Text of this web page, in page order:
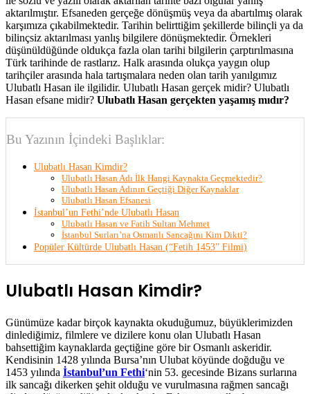
aktarılmıştır. Efsaneden gerçeğe dönüşmüş veya da abartılmış olarak
karşımıza çıkabilmektedir. Tarihin belirttiğim şekillerde bilinçli ya da
bilinçsiz aktarılması yanlış bilgilere dönüşmektedir. Örnekleri
düşünüldüğünde oldukça fazla olan tarihi bilgilerin çarptırılmasına
Türk tarihinde de rastlarız. Halk arasında olukça yaygın olup
tarihçiler arasında hala tartışmalara neden olan tarih yanılgımız
Ulubatlı Hasan ile ilgilidir. Ulubatlı Hasan gerçek midir? Ulubatlı
Hasan efsane midir? Ulubatlı Hasan gerçekten yaşamış mıdır?
Bu Yazının İçindeki Başlıklar:
Ulubatlı Hasan Kimdir?
Ulubatlı Hasan Adı İlk Hangi Kaynakta Geçmektedir?
Ulubatlı Hasan Adının Geçtiği Diğer Kaynaklar
Ulubatlı Hasan Efsanesi
İstanbul’un Fethi’nde Ulubatlı Hasan
Ulubatlı Hasan ve Fatih Sultan Mehmet
İstanbul Surları’na Osmanlı Sancağını Kim Dikti?
Popüler Kültürde Ulubatlı Hasan (“Fetih 1453” Filmi)
Ulubatlı Hasan Kimdir?
Günümüze kadar birçok kaynakta okuduğumuz, büyüklerimizden
dinlediğimiz, filmlere ve dizilere konu olan Ulubatlı Hasan
bahsettiğim kaynaklarda geçtiğine göre bir Osmanlı askeridir.
Kendisinin 1428 yılında Bursa’nın Ulubat köyünde doğduğu ve
1453 yılında İstanbul’un Fethi‘nin 53. gecesinde Bizans surlarına
ilk sancağı dikerken şehit olduğu ve vurulmasına rağmen sancağı